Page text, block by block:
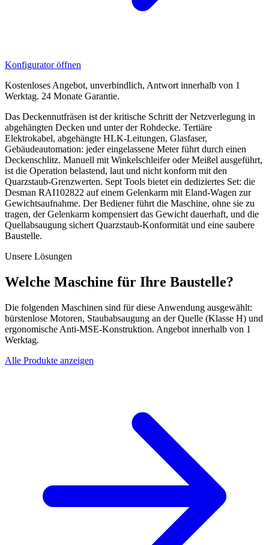
Konfigurator öffnen
Kostenloses Angebot, unverbindlich, Antwort innerhalb von 1
Werktag. 24 Monate Garantie.
Das Deckennutfräsen ist der kritische Schritt der Netzverlegung in
abgehängten Decken und unter der Rohdecke. Tertiäre
Elektrokabel, abgehängte HLK-Leitungen, Glasfaser,
Gebäudeautomation: jeder eingelassene Meter führt durch einen
Deckenschlitz. Manuell mit Winkelschleifer oder Meißel ausgeführt,
ist die Operation belastend, laut und nicht konform mit den
Quarzstaub-Grenzwerten. Sept Tools bietet ein dediziertes Set: die
Desman RAI102822 auf einem Gelenkarm mit Eland-Wagen zur
Gewichtsaufnahme. Der Bediener führt die Maschine, ohne sie zu
tragen, der Gelenkarm kompensiert das Gewicht dauerhaft, und die
Quellabsaugung sichert Quarzstaub-Konformität und eine saubere
Baustelle.
Unsere Lösungen
Welche Maschine für Ihre Baustelle?
Die folgenden Maschinen sind für diese Anwendung ausgewählt:
bürstenlose Motoren, Staubabsaugung an der Quelle (Klasse H) und
ergonomische Anti-MSE-Konstruktion. Angebot innerhalb von 1
Werktag.
Alle Produkte anzeigen